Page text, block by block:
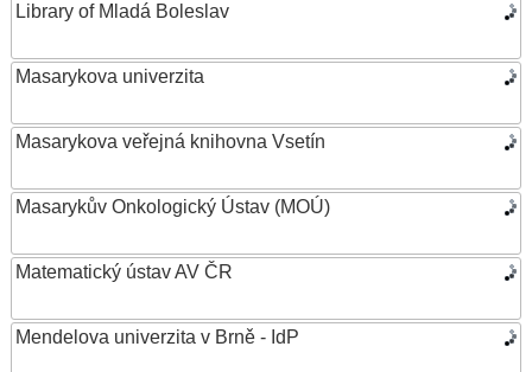
Library of Mladá Boleslav
Masarykova univerzita
Masarykova veřejná knihovna Vsetín
Masarykův Onkologický Ústav (MOÚ)
Matematický ústav AV ČR
Mendelova univerzita v Brně - IdP